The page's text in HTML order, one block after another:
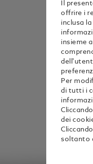
Il
offrire i
inclusa
insieme
Per
di tutti i
dei
soltanto